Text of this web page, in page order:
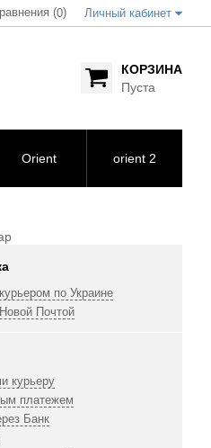
(0) Личный кабинет
КОРЗИНА
Пуста
Orient orient 2
по Украине
Почтой
курьеру
платежем
Банк